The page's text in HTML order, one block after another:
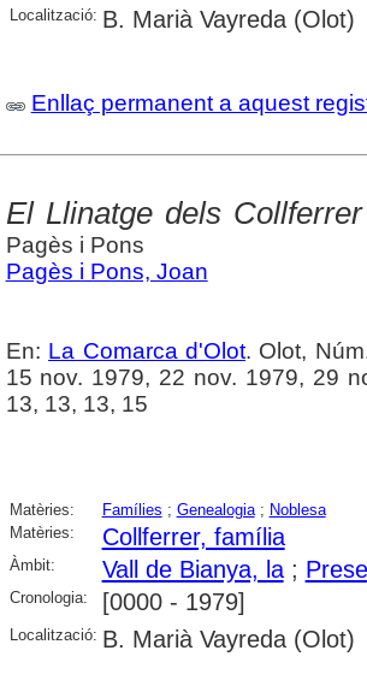
Localització: B. Marià Vayreda (Olot)
Enllaç permanent a aquest
El Llinatge dels
Pagès i Pons
Pagès i Pons, Joan
En: La Comarca d'Olot. Olot,
15 nov. 1979, 22 nov. 1979, 29
13, 13, 13, 15
Matèries: Famílies ; Genealogia; Noblesa
Matèries:
Collferrer, família
Àmbit: Vall de Bianya, la;
Cronologia: [0000 - 1979]
Localització: B. Marià Vayreda (Olot)